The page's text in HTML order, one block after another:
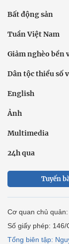
Bất động sản
Tuần Việt Nam
Giảm nghèo bền
Dân tộc thiểu số
English
Ảnh
Multimedia
24h qua
Tuyến
Cơ quan chủ
Số giấy phép:
Tổng biên tập: